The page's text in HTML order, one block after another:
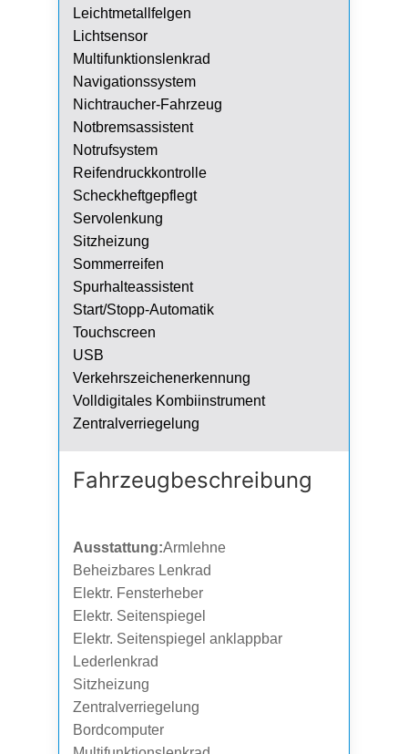
Leichtmetallfelgen
Lichtsensor
Multifunktionslenkrad
Navigationssystem
Nichtraucher-Fahrzeug
Notbremsassistent
Notrufsystem
Reifendruckkontrolle
Scheckheftgepflegt
Servolenkung
Sitzheizung
Sommerreifen
Spurhalteassistent
Start/Stopp-Automatik
Touchscreen
USB
Verkehrszeichenerkennung
Volldigitales Kombiinstrument
Zentralverriegelung
Fahrzeug­beschreibung
Ausstattung:Armlehne
Beheizbares Lenkrad
Elektr. Fensterheber
Elektr. Seitenspiegel
Elektr. Seitenspiegel anklappbar
Lederlenkrad
Sitzheizung
Zentralverriegelung
Bordcomputer